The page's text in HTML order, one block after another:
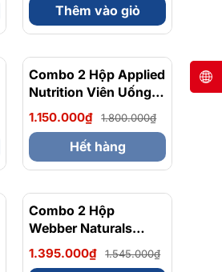
Hệ Tiêu Hóa
Magnesium
Hộp 120 Viên
Thêm vào giỏ
Combo 2 Hộp Applied
Nutrition Viên Uống
Hỗ Trợ Nam Giới 120
viên
1.150.000₫ 1.800.000₫
Hết hàng
Combo 2 Hộp
Webber Naturals
Omega 3 900mg
EPA/DHA Và
1.395.000₫ 1.545.000₫